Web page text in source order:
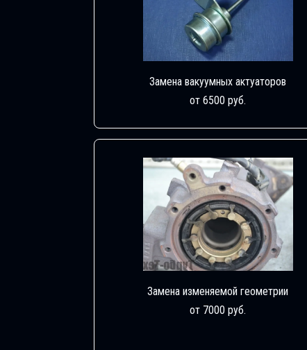
Замена вакуумных актуаторов
от 6500 руб.
Замена изменяемой геометрии
от 7000 руб.